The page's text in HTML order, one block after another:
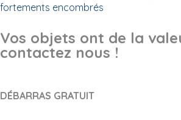
fortements encombrés
Vos objets ont de la
contactez nous !
DÉBARRAS GRATUIT